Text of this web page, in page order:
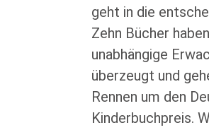
geht in die
Zehn Bücher
unabhängige
überzeugt und
Rennen um den
Kinderbuchpreis.